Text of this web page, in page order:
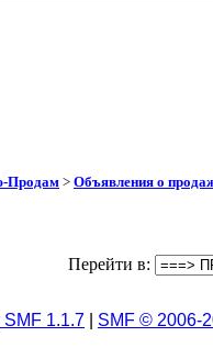
Продам> Объявления о
Перейти в:
SMF 1.1.7 SMF © 2006-